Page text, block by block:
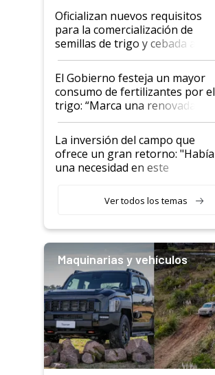
Oficializan nuevos requisitos
para la comercialización de
semillas de trigo y cebada a
granel
El Gobierno festeja un mayor
consumo de fertilizantes por el
trigo: “Marca una renovada
confianza de los productores”
La inversión del campo que
ofrece un gran retorno: "Había
una necesidad en este
Ver todos los temas
Maquinarias y vehículos